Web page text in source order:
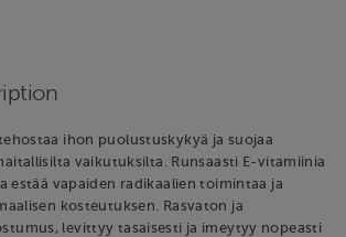
ihon puolustuskykyä ja suojaa
vaikutuksilta. Runsaasti E-vitamiinia
estää vapaiden radikaalien toimintaa ja
kosteutuksen. Rasvaton ja
levittyy tasaisesti ja imeytyy nopeasti